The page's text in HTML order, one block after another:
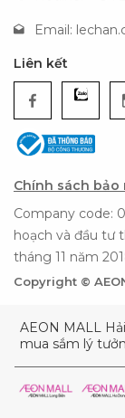
Email:
Liên kết
Chính sách
Company code:
hoạch và đầu tư
tháng 11 năm
Copyright ©
AEON MALL
mua sắm lý